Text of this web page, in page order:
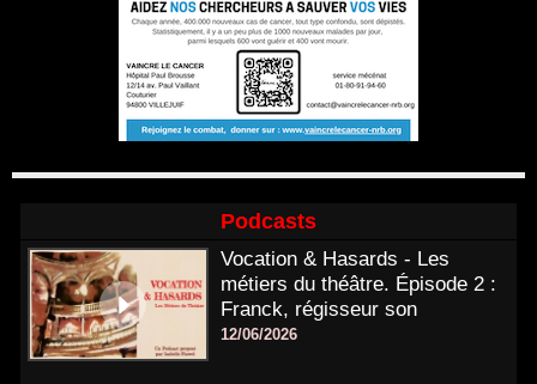
Podcasts
Vocation & Hasards - Les
métiers du théâtre. Épisode 2 :
Franck, régisseur son
12/06/2026